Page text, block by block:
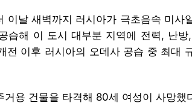
이날 새벽까지 러시아가 극초음속 미사
습해 이 도시 대부분 지역에 전력, 난방
이후 러시아의 오데사 공습 중 최대
용 건물을 타격해 80세 여성이 사망했